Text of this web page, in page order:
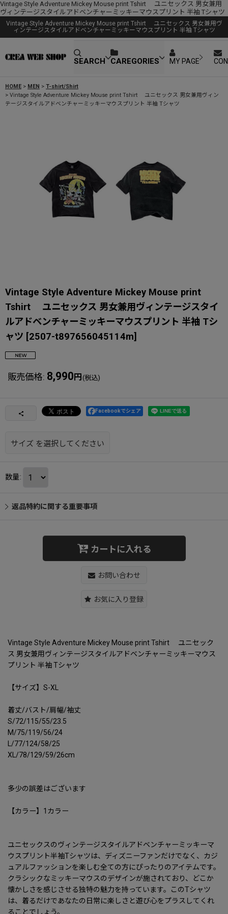
Vintage Style Adventure Mickey Mouse print Tshirt ユニセックス 男女兼用
ヴィンテージスタイルアドベンチャーミッキーマウスプリント 半袖 Tシャツ
Vintage Style Adventure Mickey Mouse print Tshirt ユニセックス 男女兼用ヴ
ィンテージスタイルアドベンチャーミッキーマウスプリント 半袖 Tシャツ
SEARCH CAREGORIES MY PAGE
HOME > MEN > T-shirt/Shirt
> Vintage Style Adventure Mickey Mouse print Tshirt ユニセックス 男女兼用ヴィン
テージスタイルアドベンチャーミッキーマウスプリント 半袖 Tシャツ
Vintage Style Adventure Mickey Mouse print
Tshirt ユニセックス 男女兼用ヴィンテージスタイ
ルアドベンチャーミッキーマウスプリント 半袖 Tシ
ャツ [2507-t897656045114m]
販売価格: 8,990 円 (税込)
Facebookでシェア
サイズ を選択してください
数量:
返品特約に関する重要事項
カートに入れる
お問い合わせ
お気に入り登録
Vintage Style Adventure Mickey Mouse print Tshirt ユニセック
ス 男女兼用ヴィンテージスタイルアドベンチャーミッキーマウス
プリント 半袖 Tシャツ
【サイズ】S-XL
着丈/バスト/肩幅/袖丈
S/72/115/55/23.5
M/75/119/56/24
L/77/124/58/25
XL/78/129/59/26cm
多少の誤差はございます
【カラー】1カラー
ユニセックスのヴィンテージスタイルアドベンチャーミッキーマ
ウスプリント半袖Tシャツは、ディズニーファンだけでなく、カジ
ュアルファッションを楽しむ全ての方にぴったりのアイテムです。
クラシックなミッキーマウスのデザインが施されており、どこか
懐かしさを感じさせる独特の魅力を持っています。このTシャツ
は、着るだけであなたの日常に楽しさと遊び心をプラスしてくれ
ることでしょう。